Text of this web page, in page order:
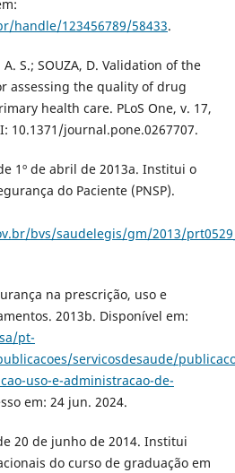
handle/123456789/58433.
A. S.; SOUZA, D. Validation of the
assessing the quality of drug
health care. PLoS One, v. 17,
10.1371/journal.pone.0267707.
1º de abril de 2013a. Institui o
do Paciente (PNSP).
bvs/saudelegis/gm/2013/
na prescrição, uso e
2013b. Disponível em:
pt-
servicosdesaude/
uso-e-administracao-de-
em: 24 jun. 2024.
20 de junho de 2014. Institui
do curso de graduação em